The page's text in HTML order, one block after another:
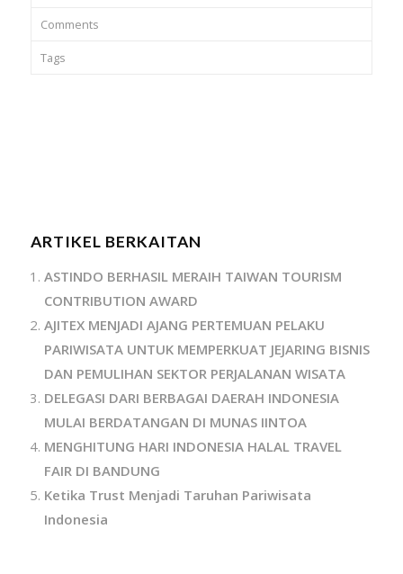
Comments
Tags
ARTIKEL BERKAITAN
ASTINDO BERHASIL MERAIH TAIWAN TOURISM
CONTRIBUTION AWARD
AJITEX MENJADI AJANG PERTEMUAN PELAKU
PARIWISATA UNTUK MEMPERKUAT JEJARING BISNIS
DAN PEMULIHAN SEKTOR PERJALANAN WISATA
DELEGASI DARI BERBAGAI DAERAH INDONESIA
MULAI BERDATANGAN DI MUNAS IINTOA
MENGHITUNG HARI INDONESIA HALAL TRAVEL
FAIR DI BANDUNG
Ketika Trust Menjadi Taruhan Pariwisata
Indonesia